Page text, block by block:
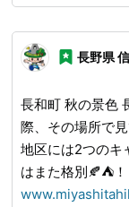
長野県
長和町 秋の景色 長和町和田地区の山、長久保宿の様子。 実
際、その場所で見
地区には2つのキ
はまた格別🍂⛺